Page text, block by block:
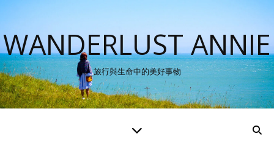
WANDERLUST ANNIE
旅行與生命中的美好事物